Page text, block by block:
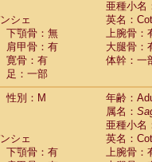
Piliocolobus badius
Kasi senex vetulus(1)
Kasi senex
Nasalis larvatus(0)
Presbytes
Pygathrix nemaeus
Semnopithecus
Trachypithecus
Trachypithecus
Trachypithecus
Trachypithecus
亜種小名
シェ
英名：
下顎骨：無
上腕骨：
肩甲骨：有
大腿骨：
寛骨：有
体幹：一
足：一部
性別：M
年齢：
属名：
亜種小名
シェ
英名：
下顎骨：有
上腕骨：